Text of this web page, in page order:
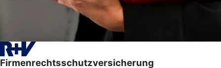
Firmenrechtsschutzversicherung